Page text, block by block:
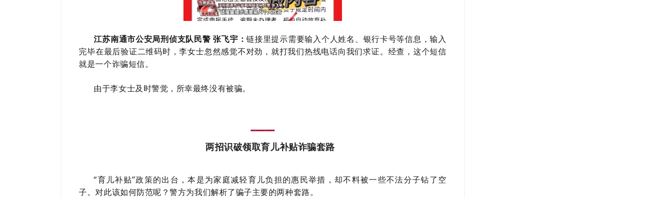
江苏南通市公安局刑侦支队民警 张飞宇：链接里提示需要输入个人姓名、银行卡号等信息，输入
完毕在最后验证二维码时，李女士忽然感觉不对劲，就打我们热线电话向我们求证。经查，这个短信
就是一个诈骗短信。
由于李女士及时警觉，所幸最终没有被骗。
━━━━━
两招识破领取育儿补贴诈骗套路
“育儿补贴”政策的出台，本是为家庭减轻育儿负担的惠民举措，却不料被一些不法分子钻了空
子。对此该如何防范呢？警方为我们解析了骗子主要的两种套路。